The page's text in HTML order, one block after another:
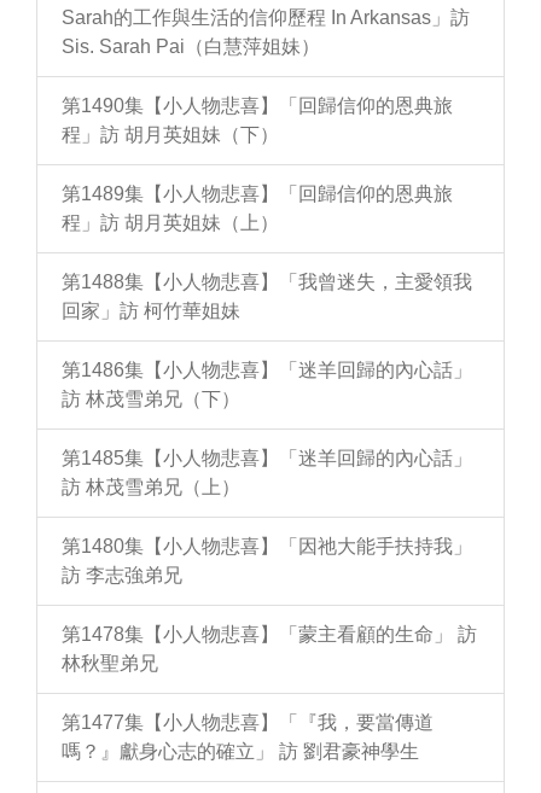
Sarah的工作與生活的信仰歷程 In Arkansas」訪
Sis. Sarah Pai（白慧萍姐妹）
第1490集【小人物悲喜】「回歸信仰的恩典旅
程」訪 胡月英姐妹（下）
第1489集【小人物悲喜】「回歸信仰的恩典旅
程」訪 胡月英姐妹（上）
第1488集【小人物悲喜】「我曾迷失，主愛領我
回家」訪 柯竹華姐妹
第1486集【小人物悲喜】「迷羊回歸的內心話」
訪 林茂雪弟兄（下）
第1485集【小人物悲喜】「迷羊回歸的內心話」
訪 林茂雪弟兄（上）
第1480集【小人物悲喜】「因祂大能手扶持我」
訪 李志強弟兄
第1478集【小人物悲喜】「蒙主看顧的生命」 訪
林秋聖弟兄
第1477集【小人物悲喜】「『我，要當傳道
嗎？』獻身心志的確立」 訪 劉君豪神學生